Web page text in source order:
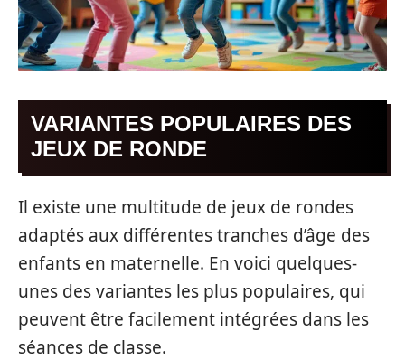
VARIANTES POPULAIRES DES
JEUX DE RONDE
Il existe une multitude de jeux de rondes
adaptés aux différentes tranches d’âge des
enfants en maternelle. En voici quelques-
unes des variantes les plus populaires, qui
peuvent être facilement intégrées dans les
séances de classe.